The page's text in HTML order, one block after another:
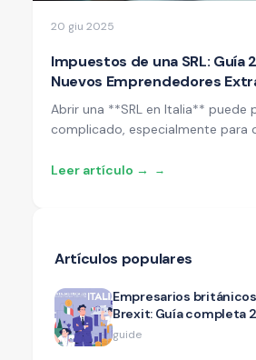
20 giu 2025
Impuestos de una SRL: Guía
Nuevos Emprendedores
Abrir una **SRL en Italia** puede
complicado, especialmente para
**todos los impuestos** que
Leer artículo → →
Artículos populares
Empresarios
Brexit: Guía completa
éxito
guide